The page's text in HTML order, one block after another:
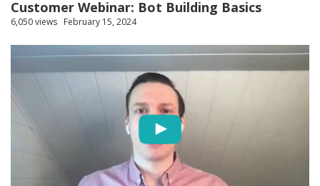
Customer Webinar: Bot Building Basics
6,050 views February 15, 2024